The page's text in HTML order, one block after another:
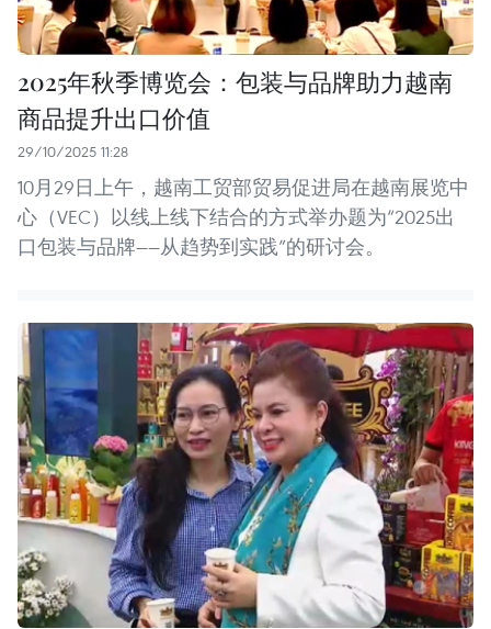
2025年秋季博览会：包装与品牌助力越南
商品提升出口价值
29/10/2025 11:28
10月29日上午，越南工贸部贸易促进局在越南展览中
心（VEC）以线上线下结合的方式举办题为“2025出
口包装与品牌——从趋势到实践”的研讨会。